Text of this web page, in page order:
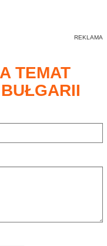
TEMAT